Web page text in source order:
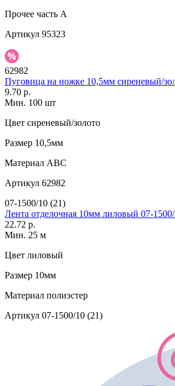
Прочее часть A
Артикул 95323
62982
Пуговица на ножке 10,5мм сиреневый/
9.70 р.
Мин. 100 шт
Цвет сиреневый/золото
Размер 10,5мм
Материал АВС
Артикул 62982
07-1500/10 (21)
Лента отделочная 10мм лиловый 07-
22.72 р.
Мин. 25 м
Цвет лиловый
Размер 10мм
Материал полиэстер
Артикул 07-1500/10 (21)